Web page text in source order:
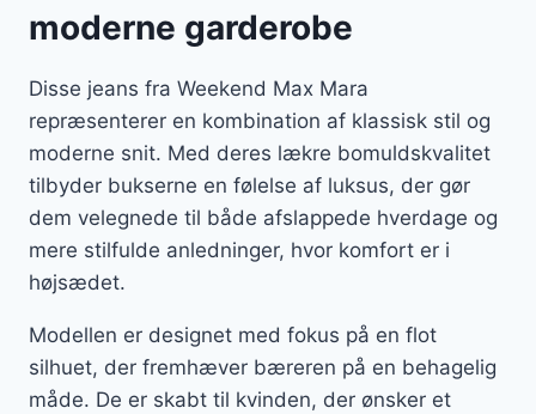
moderne garderobe
Disse jeans fra Weekend Max Mara
repræsenterer en kombination af klassisk stil og
moderne snit. Med deres lækre bomuldskvalitet
tilbyder bukserne en følelse af luksus, der gør
dem velegnede til både afslappede hverdage og
mere stilfulde anledninger, hvor komfort er i
højsædet.
Modellen er designet med fokus på en flot
silhuet, der fremhæver bæreren på en behagelig
måde. De er skabt til kvinden, der ønsker et